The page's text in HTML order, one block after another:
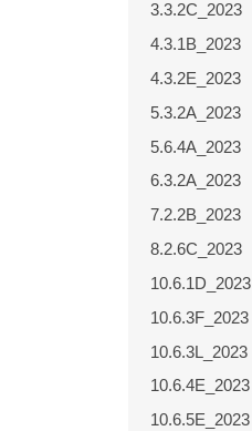
3.3.2C_2023
4.3.1B_2023
4.3.2E_2023
5.3.2A_2023
5.6.4A_2023
6.3.2A_2023
7.2.2B_2023
8.2.6C_2023
10.6.1D_2023
10.6.3F_2023
10.6.3L_2023
10.6.4E_2023
10.6.5E_2023